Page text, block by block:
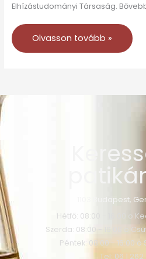
Elhízástudományi Társaság.
Olvasson tovább »
1103 Budapest,
Hétfő: 08:00 - 16:00 o
Szerda: 08:00 - 16:00 o
Péntek: 08:00 - 16:00
Tel: 06 1 262